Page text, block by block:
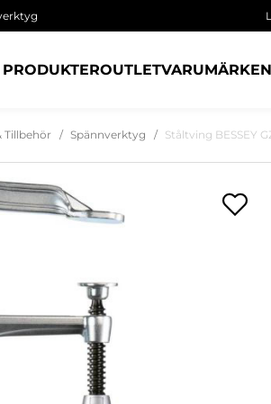
PRODUKTEROUTLETVARUMÄRKEN
Tillbehör Spännverktyg Ståltving BESSEY